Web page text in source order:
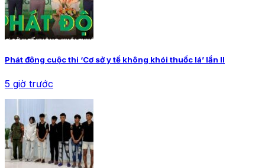
Phát động cuộc thi ‘Cơ sở y tế không khói thuốc lá’ lần II
5 giờ trước